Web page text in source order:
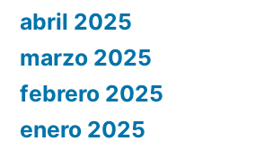
abril 2025
marzo 2025
febrero 2025
enero 2025